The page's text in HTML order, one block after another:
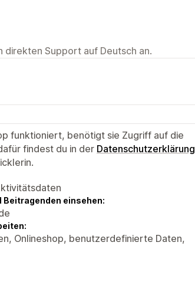
direkten Support auf Deutsch an.
funktioniert, benötigt sie Zugriff auf die
findest du in der Datenschutzerklärung
Beitragenden einsehen:
Onlineshop, benutzerdefinierte Daten,